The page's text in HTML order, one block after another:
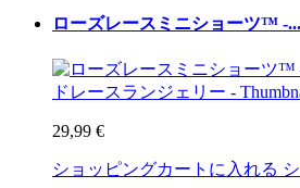
ローズレースミニショーツ™ -...
29,99 €
ショッピングカートに入れる